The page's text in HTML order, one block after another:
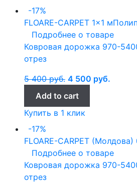
-17%
FLOARE-CARPET 1x1 м
Подробнее о товаре
Ковровая дорожка 970-
отрез
5 400руб. 4 500 руб.
Add to cart
Купить в 1 клик
-17%
FLOARE-CARPET (Молдова)
Подробнее о товаре
Ковровая дорожка 970-
отрез